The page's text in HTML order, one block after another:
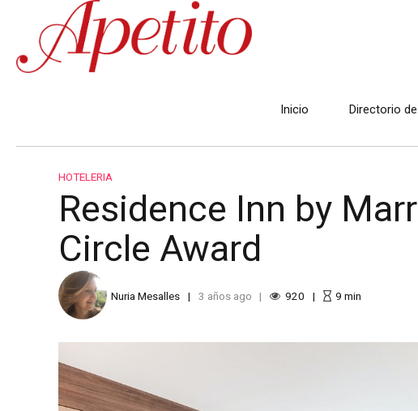
Inicio Directorio
HOTELERIA
Residence Inn by
Circle Award
Nuria Mesalles 3 años ago 920 9 min